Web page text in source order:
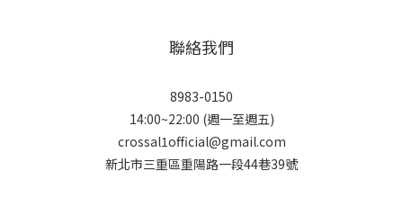
聯絡我們
8983-0150
14:00~22:00 (週一至週五)
crossal1official@gmail.com
新北市三重區重陽路一段44巷39號